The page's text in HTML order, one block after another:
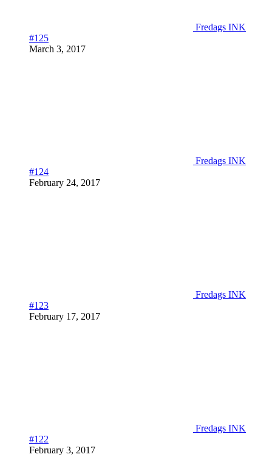
Fredags INK
#125
March 3, 2017
Fredags INK
#124
February 24, 2017
Fredags INK
#123
February 17, 2017
Fredags INK
#122
February 3, 2017